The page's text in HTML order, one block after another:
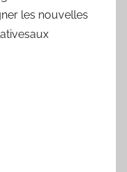
les nouvelles